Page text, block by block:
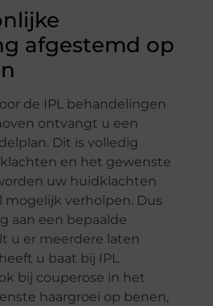
afgestemd op
de IPL behandelingen
ontvangt u een
Dit is volledig
en het gewenste
uw huidklachten
mogelijk verholpen. Dus
aan een bepaalde
u er meerdere laten
u baat bij IPL
bij couperose in het
haargroei op benen,